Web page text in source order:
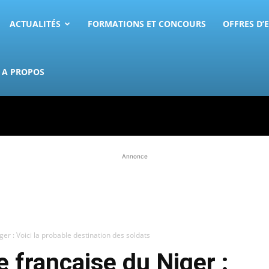
ACTUALITÉS FORMATIONS ET CONCOURS OFFRES
A PROPOS
Annonce
: Voici la probable destination des soldats
française du Niger :